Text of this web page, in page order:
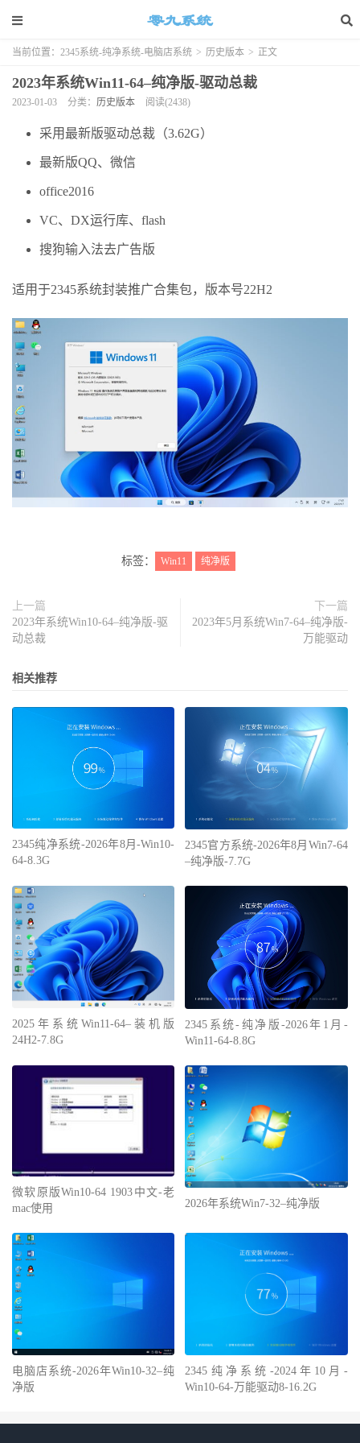
当前位置： 2345系统-纯净系统-电脑店系统 > 历史版本 > 正文
2023年系统Win11-64–纯净版-驱动总裁
2023-01-03 分类： 历史版本 阅读(2438)
采用最新版驱动总裁（3.62G）
最新版QQ、微信
office2016
VC、DX运行库、flash
搜狗输入法去广告版
适用于2345系统封装推广合集包，版本号22H2
标签： Win11 纯净版
上一篇
2023年系统Win10-64–纯净版-驱
动总裁
下一篇
2023年5月系统Win7-64–纯净版-
万能驱动
相关推荐
2345纯净系统-2026年8月-Win10-
64-8.3G
2345官方系统-2026年8月Win7-64
–纯净版-7.7G
2025年系统Win11-64–装机版
24H2-7.8G
2345系统-纯净版-2026年1月-
Win11-64-8.8G
微软原版Win10-64 1903中文-老
mac使用
2026年系统Win7-32–纯净版
电脑店系统-2026年Win10-32–纯
净版
2345纯净系统-2024年10月-
Win10-64-万能驱动8-16.2G